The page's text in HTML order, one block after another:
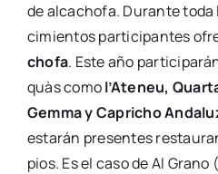
de alca­cho­fa. Duran­te
ci­mien­tos par­ti­ci­pan­tes
cho­fa. Este año
quàs comol’Ateneu,
Gem­ma y Capri­cho
esta­rán pre­sen­tes
pios. Es el caso de Al